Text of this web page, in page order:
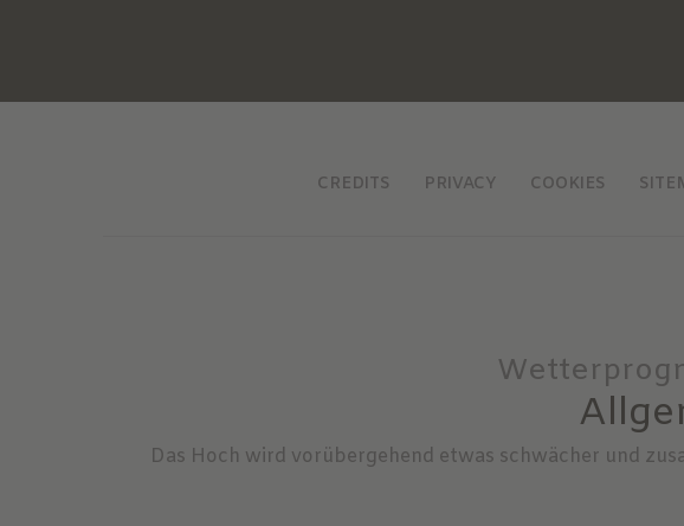
CREDITS PRIVACY COOKIES
Das Hoch wird vorübergehend etwas schwächer und